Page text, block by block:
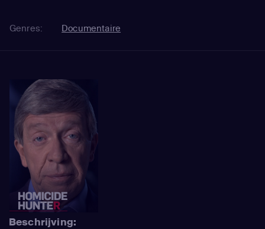
Genres: Documentaire
Beschrijving: